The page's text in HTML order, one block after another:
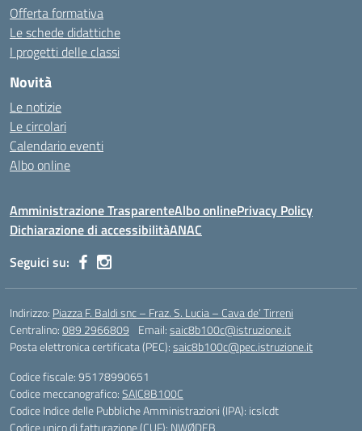
Offerta formativa
Le schede didattiche
I progetti delle classi
Novità
Le notizie
Le circolari
Calendario eventi
Albo online
Amministrazione TrasparenteAlbo onlinePrivacy Policy
Dichiarazione di accessibilitàANAC
Seguici su:
Indirizzo: Piazza F. Baldi snc – Fraz. S. Lucia – Cava de’ Tirreni
Centralino:089 2966809 Email:saic8b100c@istruzione.it
Posta elettronica certificata (PEC):saic8b100c@pec.istruzione.it
Codice fiscale: 95178990651
Codice meccanografico:SAIC8B100C
Codice Indice delle Pubbliche Amministrazioni (IPA): icslcdt
Codice unico di fatturazione (CUF): NWØDEB